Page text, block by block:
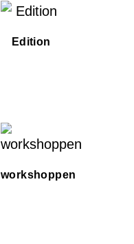
Edition
workshoppen